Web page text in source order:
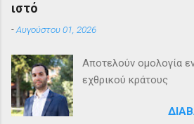
ιστό
-Αυγούστου 01, 2026
Αποτελούν ομολογία
εχθρικού κράτους